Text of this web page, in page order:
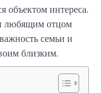
объектом интереса.
любящим отцом
семьи и
близким.